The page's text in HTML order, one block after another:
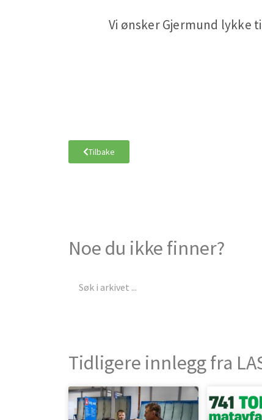
Vi ønsker Gjermund lykke
Tilbake
Noe du ikke finner?
Tidligere innlegg fra